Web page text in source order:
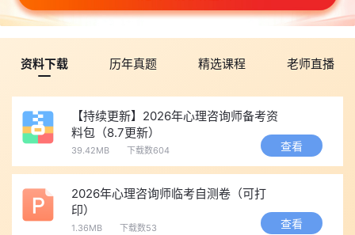
资料下载 历年真题 精选课程 老师直播
【持续更新】2026年心理咨询师备考资
料包（8.7更新）
39.42MB 下载数604 查看
2026年心理咨询师临考自测卷（可打
印）
1.36MB 下载数53 查看